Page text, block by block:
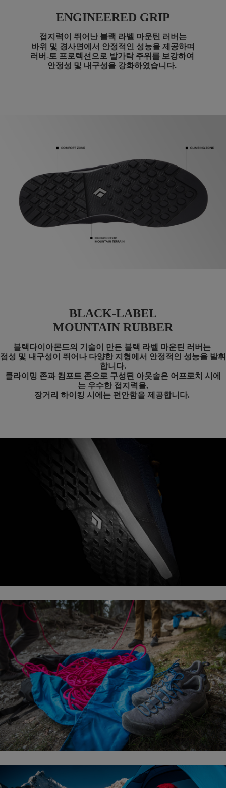
ENGINEERED GRIP
접지력이 뛰어난 블랙 라벨 마운틴 러버는
바위 및 경사면에서 안정적인 성능을 제공하며
러버-토 프로텍션으로 발가락 주위를 보강하여
안정성 및 내구성을 강화하였습니다.
BLACK-LABEL
MOUNTAIN RUBBER
블랙다이아몬드의 기술이 만든 블랙 라벨 마운틴 러버는
점성 및 내구성이 뛰어나 다양한 지형에서 안정적인 성능을 발휘
합니다.
클라이밍 존과 컴포트 존으로 구성된 아웃솔은 어프로치 시에
는 우수한 접지력을,
장거리 하이킹 시에는 편안함을 제공합니다.